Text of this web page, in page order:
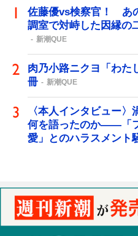
佐藤優vs検察官！ あ
調室で対峙した因縁の
新潮QUE
肉乃小路ニクヨ「わた
冊
新潮QUE
〈本人インタビュー
何を語ったのか――「
愛」とのハラスメント